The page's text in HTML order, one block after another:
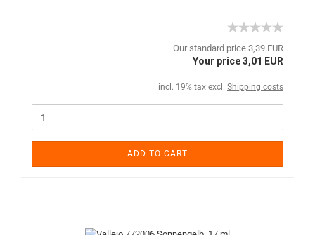
Our standard price 3,39 EUR
Your price 3,01 EUR
incl. 19% tax excl. Shipping costs
ADD TO CART